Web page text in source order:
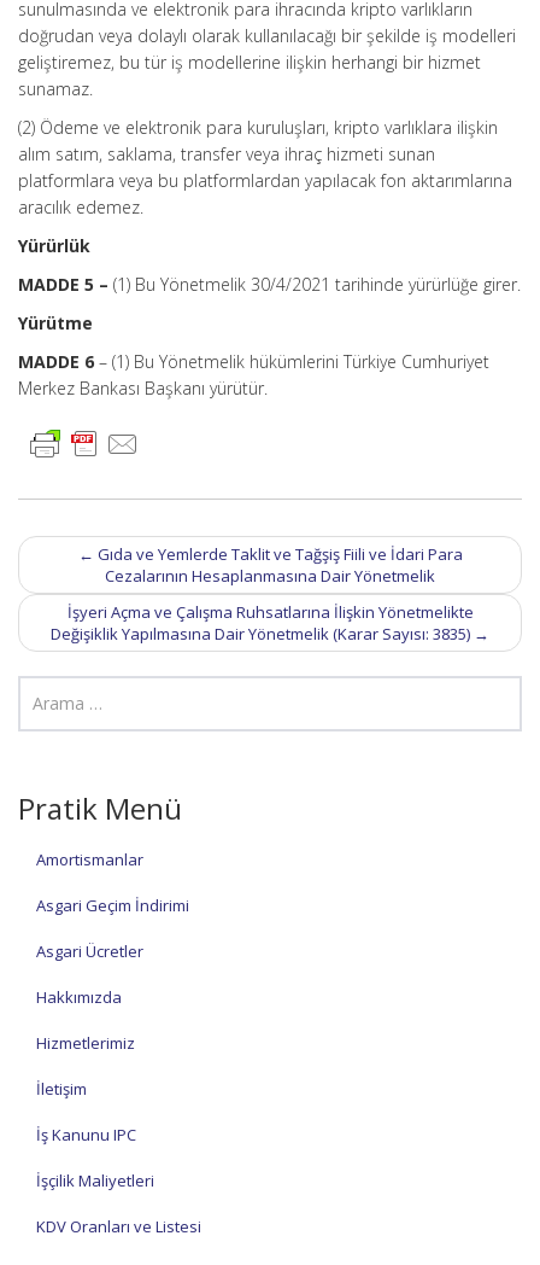
sunulmasında ve elektronik para ihracında kripto varlıkların
doğrudan veya dolaylı olarak kullanılacağı bir şekilde iş modelleri
geliştiremez, bu tür iş modellerine ilişkin herhangi bir hizmet
sunamaz.
(2) Ödeme ve elektronik para kuruluşları, kripto varlıklara ilişkin
alım satım, saklama, transfer veya ihraç hizmeti sunan
platformlara veya bu platformlardan yapılacak fon aktarımlarına
aracılık edemez.
Yürürlük
MADDE 5 – (1) Bu Yönetmelik 30/4/2021 tarihinde yürürlüğe girer.
Yürütme
MADDE 6 – (1) Bu Yönetmelik hükümlerini Türkiye Cumhuriyet
Merkez Bankası Başkanı yürütür.
Post
navigation
← Gıda ve Yemlerde Taklit ve Tağşiş Fiili ve İdari Para
Cezalarının Hesaplanmasına Dair Yönetmelik
İşyeri Açma ve Çalışma Ruhsatlarına İlişkin Yönetmelikte
Değişiklik Yapılmasına Dair Yönetmelik (Karar Sayısı: 3835) →
Pratik Menü
Amortismanlar
Asgari Geçim İndirimi
Asgari Ücretler
Hakkımızda
Hizmetlerimiz
İletişim
İş Kanunu IPC
İşçilik Maliyetleri
KDV Oranları ve Listesi